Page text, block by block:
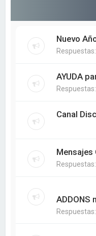
Nuevo
AYUDA
Canal
Mensajes
Respuestas:
ADDONS